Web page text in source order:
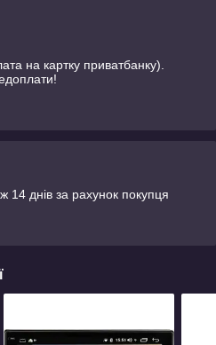
на картку приватбанку).
14 днів за рахунок покупця